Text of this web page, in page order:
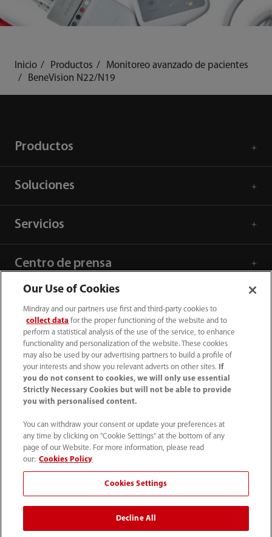
Inicio Productos
Monitoreo avanzado de pacientes
BeneVision N22/N19
Productos
Soluciones
Servicios
Centro de prensa
Empleos
Acerca de Mindray
Información de contacto
Our Use of Cookies
Mindray and our partners use first and third-party cookies to
collect data for the proper functioning of the website and to
perform a statistical analysis of the use of the service, to enhance
functionality and personalization of the website. These cookies
may also be used by our advertising partners to build a profile of
your interests and show you relevant adverts on other sites.
If
you do not consent to cookies, we will only use essential
Strictly Necessary Cookies but will not be able to provide
you with personalised content.
You can withdraw your consent or update your preferences at
any time by clicking on "Cookie Settings" at the bottom of any
page of our Website. For more information, please read
our: Cookies Policy
Cookies Settings
Decline All